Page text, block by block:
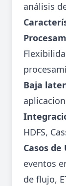
análisis
Baja
HDFS,
Casos de
eventos
de flujo,